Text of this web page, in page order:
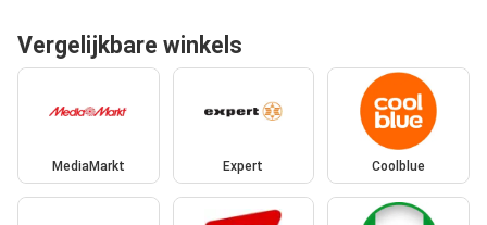
Vergelijkbare winkels
MediaMarkt Expert Coolblue